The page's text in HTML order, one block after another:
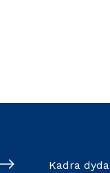
Kadra